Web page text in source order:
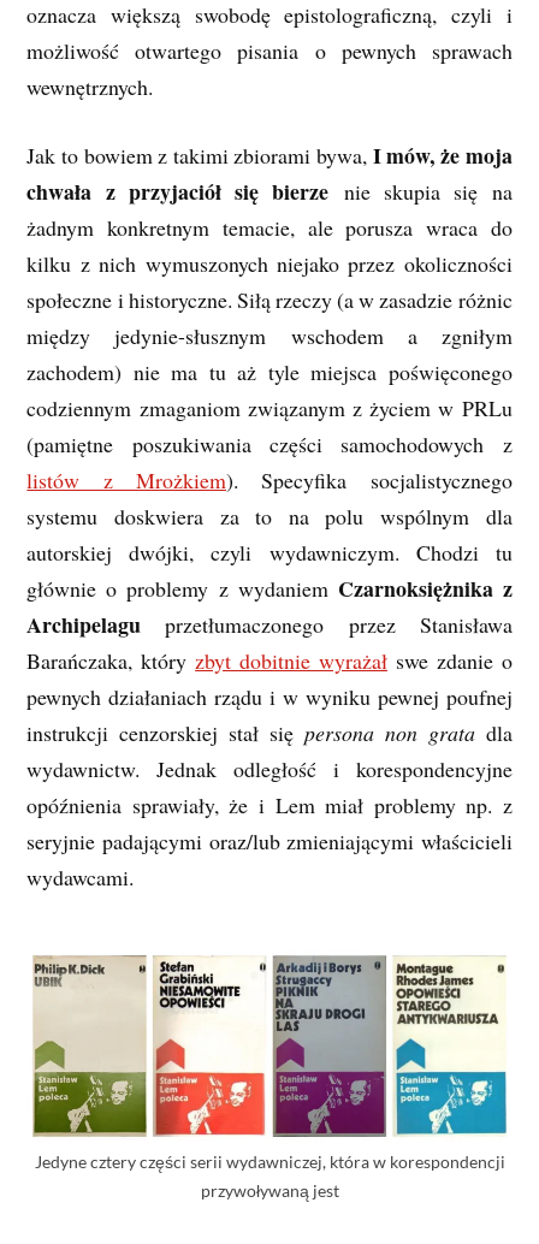
oznacza większą swobodę epistolograficzną, czyli i
możliwość otwartego pisania o pewnych sprawach
wewnętrznych.
Jak to bowiem z takimi zbiorami bywa, I mów, że moja
chwała z przyjaciół się bierzenie skupia się na
żadnym konkretnym temacie, ale porusza wraca do
kilku z nich wymuszonych niejako przez okoliczności
społeczne i historyczne. Siłą rzeczy (a w zasadzie różnic
między jedynie-słusznym wschodem a zgniłym
zachodem) nie ma tu aż tyle miejsca poświęconego
codziennym zmaganiom związanym z życiem w PRLu
(pamiętne poszukiwania części samochodowych z
listów z Mrożkiem). Specyfika socjalistycznego
systemu doskwiera za to na polu wspólnym dla
autorskiej dwójki, czyli wydawniczym. Chodzi tu
głównie o problemy z wydaniem Czarnoksiężnika z
Archipelagu przetłumaczonego przez Stanisława
Barańczaka, któryzbyt dobitnie wyrażałswe zdanie o
pewnych działaniach rządu i w wyniku pewnej poufnej
instrukcji cenzorskiej stał się persona non gratadla
wydawnictw. Jednak odległość i korespondencyjne
opóźnienia sprawiały, że i Lem miał problemy np. z
seryjnie padającymi oraz/lub zmieniającymi właścicieli
wydawcami.
Jedyne cztery części serii wydawniczej, która w korespondencji
przywoływaną jest